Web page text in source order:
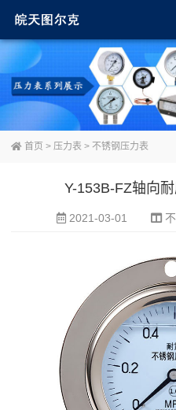
首页 > 压力表 > 不锈钢压力表
Y-153B-FZ轴向
2021-03-01